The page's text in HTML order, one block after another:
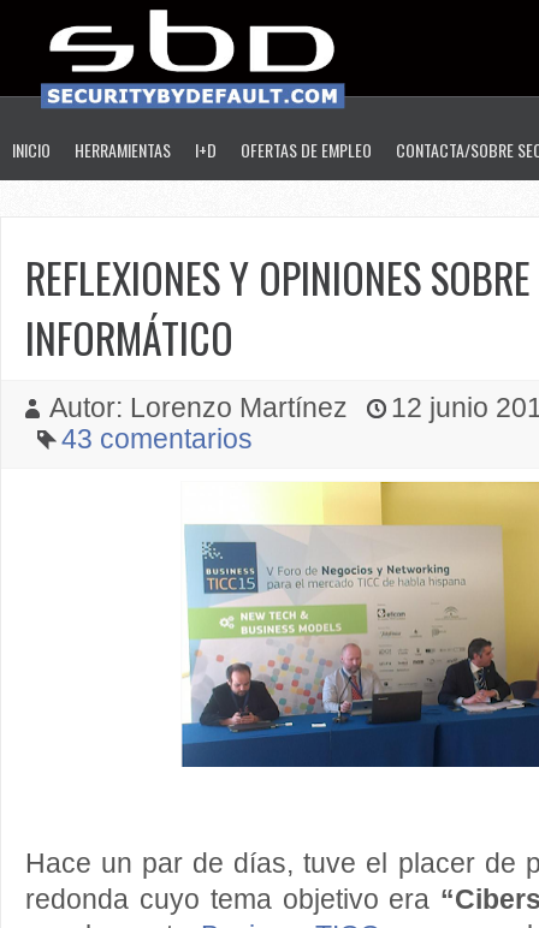
INICIO HERRAMIENTAS I+D OFERTAS DE EMPLEO CONTACTA/SOBRE
REFLEXIONES Y OPINIONES
INFORMÁTICO
Autor: Lorenzo Martínez
12 junio
43 comentarios
Hace un par de días, tuve el placer de
redonda cuyo tema objetivo era